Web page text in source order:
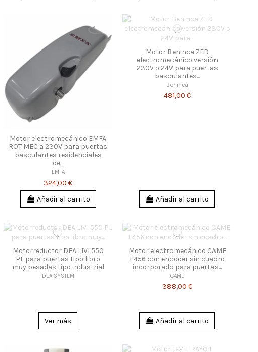
Motor electromecánico EMFA
ROT MEC a 230V para puertas
basculantes residenciales
de...
EMFA
324,00 €
Añadir al carrito
Motor Beninca ZED
electromecánico versión
230V o 24V para puertas
basculantes...
Beninca
481,00 €
Añadir al carrito
Motorreductor DEA LIVI 550
PL para puertas tipo libro
muy pesadas tipo industrial
DEA SYSTEM
Ver más
Motor electromecánico CAME
E456 con encoder sin cuadro
incorporado para puertas...
CAME
388,00 €
Añadir al carrito